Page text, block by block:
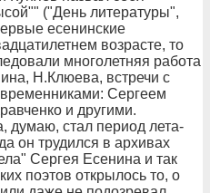
("День литературы",
есенинские
возрасте, то
многолетняя работа
Н.Клюева, встречи с
Сергеем
и другими.
стал период лета-
он трудился в архивах
Сергея Есенина и так
поэтов открылось то, о